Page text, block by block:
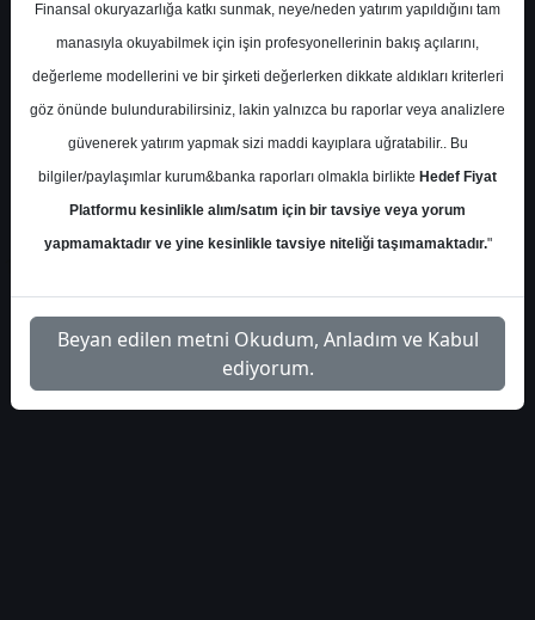
S.No Dosya Adı İndir
1
phillip-capital-karsn-
toplanti-notu-6644
İlgili
Dosyayı İndir
Finansal okuryazarlığa katkı sunmak, neye/neden yatırım yapıldığını tam
manasıyla okuyabilmek için işin profesyonellerinin bakış açılarını,
değerleme modellerini ve bir şirketi değerlerken dikkate aldıkları kriterleri
göz önünde bulundurabilirsiniz, lakin yalnızca bu raporlar veya analizlere
güvenerek yatırım yapmak sizi maddi kayıplara uğratabilir.. Bu
bilgiler/paylaşımlar kurum&banka raporları olmakla birlikte Hedef Fiyat
Platformu kesinlikle alım/satım için bir tavsiye veya yorum
yapmamaktadır ve yine kesinlikle tavsiye niteliği taşımamaktadır."
Beyan edilen metni Okudum, Anladım ve Kabul
ediyorum.